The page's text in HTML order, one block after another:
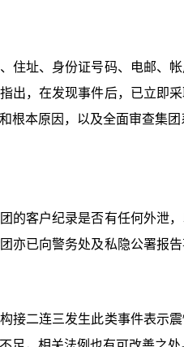
住址、身份证号码、电邮、
出，在发现事件后，已立即
本原因，以及全面审查集团
客户纪录是否有任何外泄，
亦已向警务处及私隐公署报
接二连三发生此类事件表示